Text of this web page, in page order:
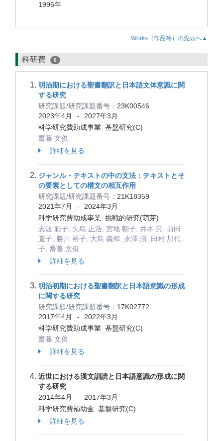
1996年
Works（作品等）の先頭へ▲
科研費 6
明治期における聖書翻訳と日本語文体意識に関
する研究
研究課題/研究課題番号： 23K00546
2023年4月
-
2027年3月
科学研究費助成事業 基盤研究(C)
齋藤 文俊
詳細を見る
ジャンル・テキストの中の文法：テキストとそ
の要素としての構文の相互作用
研究課題/研究課題番号： 21K18359
2021年7月
-
2024年3月
科学研究費助成事業 挑戦的研究(萌芽)
志波 彩子, 矢島 正浩, 宮地 朝子, 井本 亮, 前田
直子, 勝川 裕子, 大島 義和, 永澤 済, 田村 加代
子, 齋藤 文俊
詳細を見る
明治初期における聖書翻訳と日本語意識の形成
に関する研究
研究課題/研究課題番号： 17K02772
2017年4月
-
2022年3月
科学研究費助成事業 基盤研究(C)
齋藤 文俊
詳細を見る
近世における漢文訓読と日本語意識の形成に関
する研究
2014年4月
-
2017年3月
科学研究費補助金 基盤研究(C)
詳細を見る